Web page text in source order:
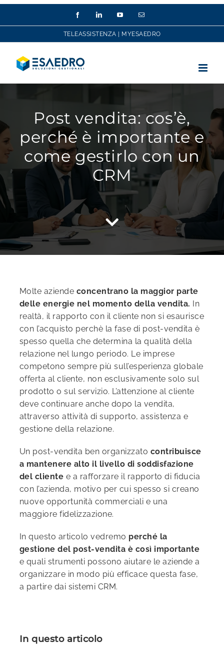
FacebookLinkedInYouTubeEmail
TELEASSISTENZA MYESAEDRO
Post vendita: cos’è,
perché è importante e
come gestirlo con un
CRM
Molte aziende concentrano la maggior parte
delle energie nel momento della vendita. In
realtà, il rapporto con il cliente non si esaurisce
con l’acquisto perchè la fase di post-vendita è
spesso quella che determina la qualità della
relazione nel lungo periodo. Le imprese
competono sempre più sull’esperienza globale
offerta al cliente, non esclusivamente solo sul
prodotto o sul servizio. L’attenzione al cliente
deve continuare anche dopo la vendita,
attraverso attività di supporto, assistenza e
gestione della relazione.
Un post-vendita ben organizzato contribuisce
a mantenere alto il livello di soddisfazione
del cliente e a rafforzare il rapporto di fiducia
con l’azienda, motivo per cui spesso si creano
nuove opportunità commerciali e una
maggiore fidelizzazione.
In questo articolo vedremo perché la
gestione del post-vendita è così importante
e quali strumenti possono aiutare le aziende a
organizzare in modo più efficace questa fase,
a partire dai sistemi CRM.
In questo articolo